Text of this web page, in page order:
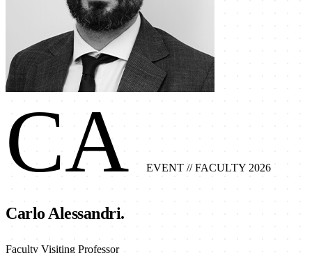
CA EVENT // FACULTY 2026
Carlo Alessandri.
Faculty Visiting Professor